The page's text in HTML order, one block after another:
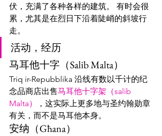
伏，充满了各种各样的建筑。 有时会很
累，尤其是在烈日下沿着陡峭的斜坡行
走。
活动，经历
马耳他十字（Salib Malta）
Triq ir-Repubblika 沿线有数以千计的纪
念品商店出售马耳他十字架（salib
Malta）
，这实际上更多地与圣约翰勋章
有关，而不是马耳他本身。
安纳（Għana）